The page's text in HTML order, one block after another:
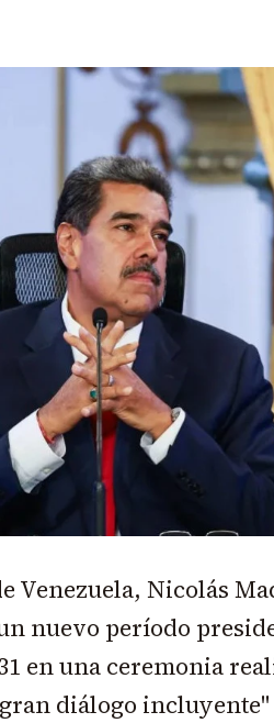
Venezuela, Nicolás
nuevo período
en una ceremonia
diálogo